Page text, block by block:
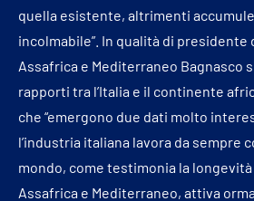
quella esistente, altrimenti
incolmabile”. In qualità di
Assafrica e Mediterraneo Bagnasco
rapporti tra l’Italia e il continente
che “emergono due dati molto
l’industria italiana lavora da sempre
mondo, come testimonia la
Assafrica e Mediterraneo, attiva